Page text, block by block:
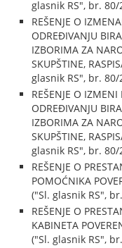
glasnik RS", br. 80/
REŠENJE O
ODREĐIVANJU
IZBORIMA ZA
SKUPŠTINE,
glasnik RS", br. 80/
REŠENJE O
ODREĐIVANJU
IZBORIMA ZA
SKUPŠTINE,
glasnik RS", br. 80/
REŠENJE O
POMOĆNIKA
("Sl. glasnik RS",
REŠENJE O
KABINETA
("Sl. glasnik RS",